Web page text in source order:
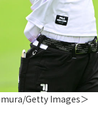
Getty Images＞